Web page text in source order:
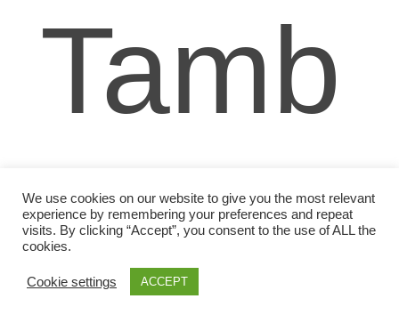
Tamb
urro
We use cookies on our website to give you the most relevant
experience by remembering your preferences and repeat
visits. By clicking “Accept”, you consent to the use of ALL the
cookies.
Cookie settings ACCEPT